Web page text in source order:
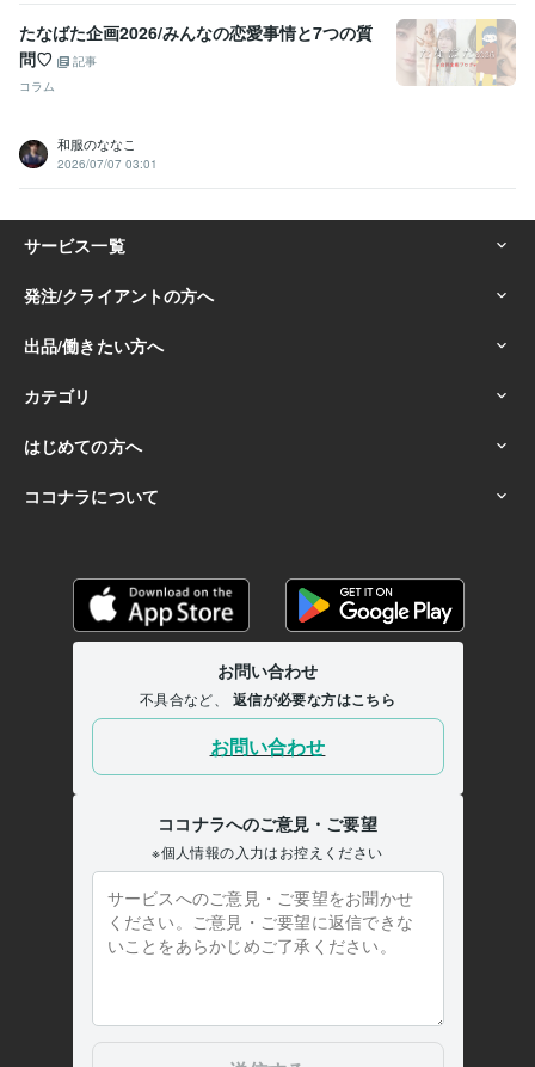
たなばた企画2026/みんなの恋愛事情と7つの質
問♡
記事
コラム
和服のななこ
2026/07/07 03:01